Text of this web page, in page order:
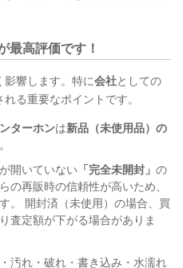
最高評価です！
響します。特に会社としての
る重要なポイントです。
ターホンは新品（未使用品）の
開いていない 「完全未開封」 の
の再販時の信頼性が高いため、
。 開封済（未使用）の場合、買
査定額が下がる場合がありま
・汚れ・破れ・書き込み・水濡れ